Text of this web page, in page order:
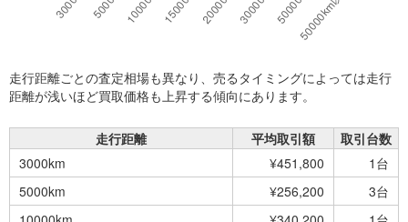
走行距離ごとの査定相場も異なり、売るタイミングによっては走行
距離が浅いほど買取価格も上昇する傾向にあります。
走行距離 平均取引額
取引台数
3000km
¥451,800
1台
5000km
¥256,200
3台